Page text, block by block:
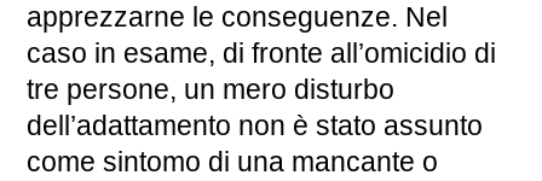
apprezzarne le conseguenze. Nel
caso in esame, di fronte all’omicidio di
tre persone, un mero disturbo
dell’adattamento non è stato assunto
come sintomo di una mancante o